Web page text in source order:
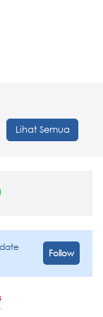
Lihat Semua
Follow